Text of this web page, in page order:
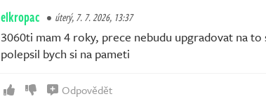
elkropac úterý, 7. 7. 2026, 13:37
3060ti mam 4 roky, prece nebudu upgradovat na
polepsil bych si na pameti
Odpovědět